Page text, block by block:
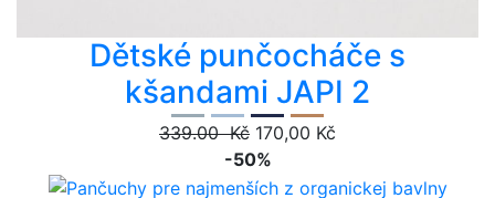
Dětské punčocháče s
kšandami JAPI 2
339.00 Kč 170,00 Kč
-50%